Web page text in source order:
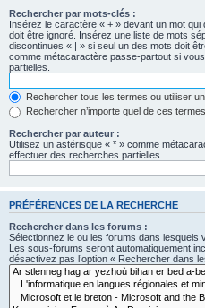
Rechercher par mots-clés :
Insérez le caractère « + » devant un mot
doit être ignoré. Insérez une liste de mots
discontinues « | » si seul un des mots doit
comme métacaractère passe-partout si
partielles.
Rechercher tous les termes ou utiliser
Rechercher n’importe quel de ces termes
Rechercher par auteur :
Utilisez un astérisque « * » comme
effectuer des recherches partielles.
PRÉFÉRENCES DE LA RECHERCHE
Rechercher dans les forums :
Sélectionnez le ou les forums dans lesquels
Les sous-forums seront automatiquement
désactivez pas l’option « Rechercher dans